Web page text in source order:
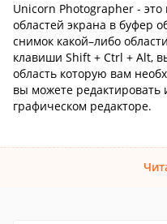
Unicorn Photographer -
областей экрана в буфер
снимок какой–либо
клавиши Shift + Ctrl + Alt,
область которую вам
вы можете
графическом редакторе.